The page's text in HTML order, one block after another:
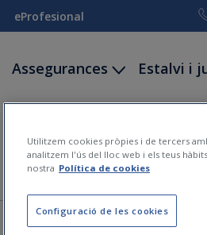
eProfesional
Assegurances Estalvi i
Utilitzem cookies pròpies i de tercers
analitzem l'ús del lloc web i els teus
nostra Política de cookies
Configuració de les cookies